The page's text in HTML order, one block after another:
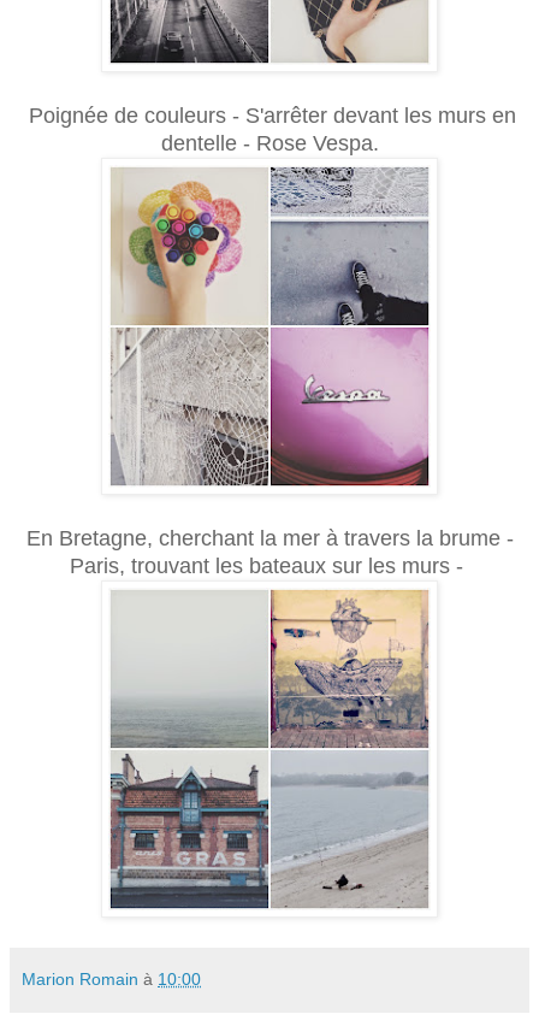
Poignée de couleurs - S'arrêter devant les murs en
dentelle - Rose Vespa.
En Bretagne, cherchant la mer à travers la brume -
Paris, trouvant les bateaux sur les murs -
Marion Romain à 10:00